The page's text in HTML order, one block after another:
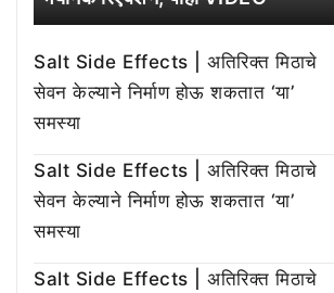
Salt Side Effects | अतिरिक्त मिठाचे
सेवन केल्याने निर्माण होऊ शकतात ‘या’
समस्या
Salt Side Effects | अतिरिक्त मिठाचे
सेवन केल्याने निर्माण होऊ शकतात ‘या’
समस्या
Salt Side Effects | अतिरिक्त मिठाचे